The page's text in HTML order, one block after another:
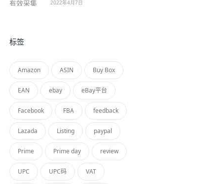
2022年4月7日
标签
Amazon ASIN Buy Box
EAN ebay eBay平台
Facebook FBA feedback
Lazada Listing paypal
Prime Prime day review
UPC UPC码 VAT